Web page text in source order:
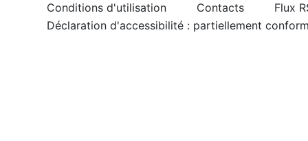
Conditions d'utilisation Contacts
Flux
Déclaration d'accessibilité : partiellement